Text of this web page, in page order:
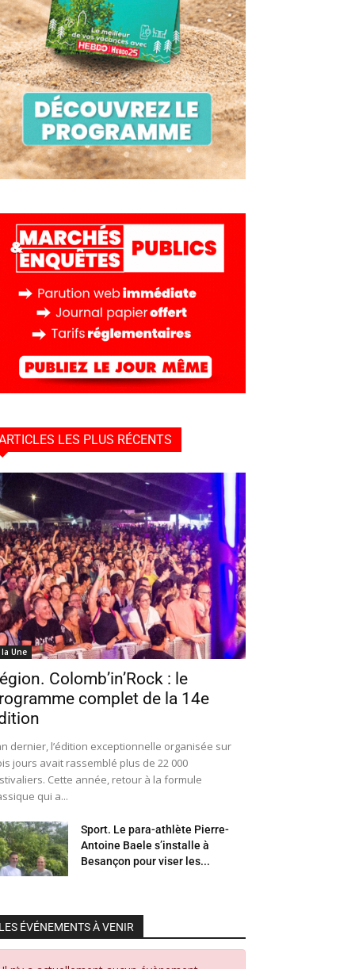
LES PLUS RÉCENTS
la Une
Colomb’in’Rock : le
complet de la 14e
dernier, l’édition exceptionnelle organisée sur
jours avait rassemblé plus de 22 000
Cette année, retour à la formule
qui a...
Sport. Le para-athlète Pierre-
Antoine Baele s’installe à
Besançon pour viser les...
LES ÉVÉNEMENTS À VENIR